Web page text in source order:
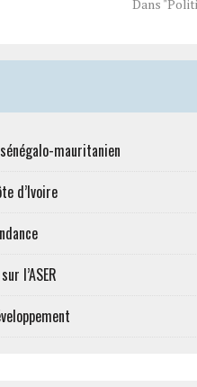
Dans
mauritanien
d’Ivoire
l’ASER